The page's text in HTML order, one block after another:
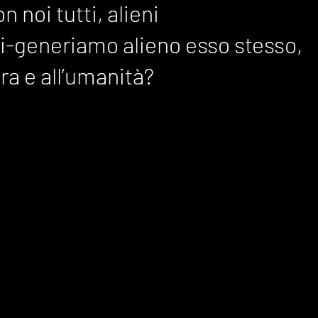
noi tutti, alieni
generiamo alieno esso stesso,
e all’umanità?
noi tutti, alieni
generiamo alieno esso stesso,
e all’umanità?